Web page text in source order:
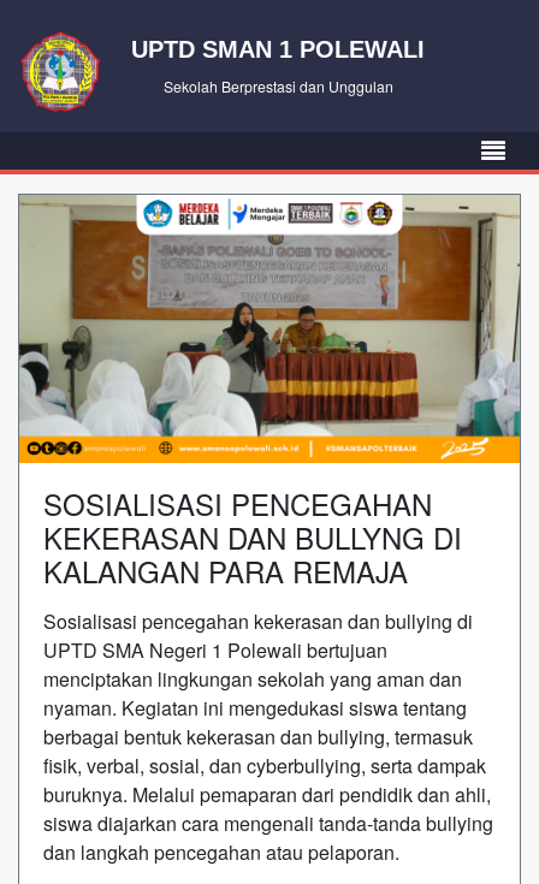
UPTD SMAN 1 POLEWALI
Sekolah Berprestasi dan Unggulan
SOSIALISASI PENCEGAHAN
KEKERASAN DAN BULLYNG DI
KALANGAN PARA REMAJA
Sosialisasi pencegahan kekerasan dan bullying di
UPTD SMA Negeri 1 Polewali bertujuan
menciptakan lingkungan sekolah yang aman dan
nyaman. Kegiatan ini mengedukasi siswa tentang
berbagai bentuk kekerasan dan bullying, termasuk
fisik, verbal, sosial, dan cyberbullying, serta dampak
buruknya. Melalui pemaparan dari pendidik dan ahli,
siswa diajarkan cara mengenali tanda-tanda bullying
dan langkah pencegahan atau pelaporan.